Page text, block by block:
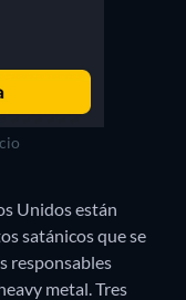
Unidos están
satánicos que se
responsables
metal. Tres